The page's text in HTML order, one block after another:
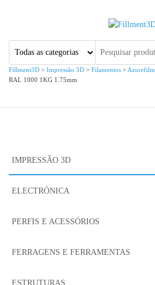
Fillment3D
Fillment3D > Impressão 3D > Filamentos > Azurefilm
RAL 1000 1KG 1.75mm
IMPRESSÃO 3D
ELECTRÓNICA
PERFIS E ACESSÓRIOS
FERRAGENS E FERRAMENTAS
ESTRUTURAS